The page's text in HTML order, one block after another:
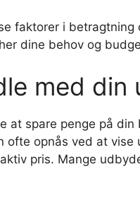
faktorer i
dine behov og
med
at spare penge på
ofte opnås ved at
pris. Mange